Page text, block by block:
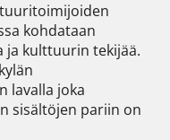
kohdataan
ja kulttuurin tekijää.
lavalla joka
sisältöjen pariin on